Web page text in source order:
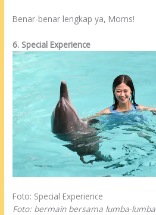
Benar-benar lengkap ya, Moms!
6. Special Experience
Foto: Special Experience
Foto: bermain bersama lumba-lumba